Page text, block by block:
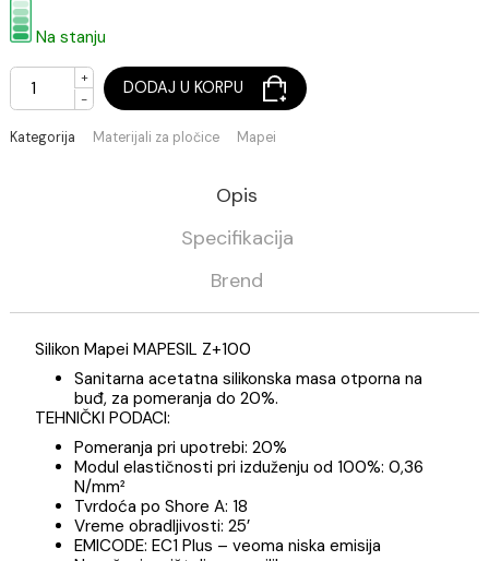
Cena je sa PDV-om
650,00 RSD / kom
Na stanju
Materijali za pločice Mapei
Opis
Specifikacija
Brend
Silikon Mapei MAPESIL Z+100
Sanitarna acetatna silikonska masa otporna na
buđ, za pomeranja do 20%.
TEHNIČKI PODACI: